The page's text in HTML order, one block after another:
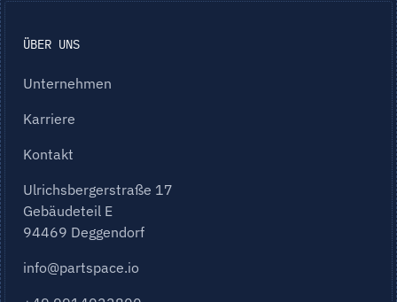
ÜBER UNS
Unternehmen
Karriere
Kontakt
Ulrichsbergerstraße 17
Gebäudeteil E
94469 Deggendorf
info@partspace.io